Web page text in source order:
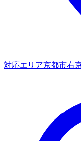
対応エリア京都市右